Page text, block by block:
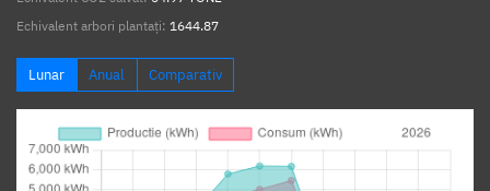
Echivalent arbori plantați: 1644.87
Lunar Anual Comparativ